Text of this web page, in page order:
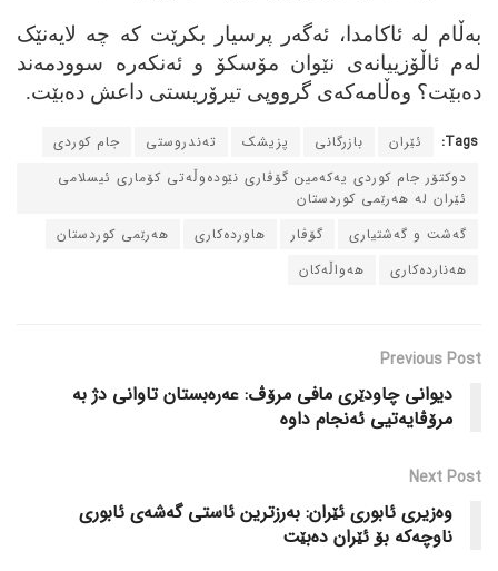
به‌ڵام له‌ ئاکامدا، ئه‌گه‌ر پرسیار بکرێت که‌ چه‌ لایه‌نێک
له‌م ئاڵۆزییانه‌ی نێوان مۆسکۆ و ئه‌نکه‌ره‌ سوودمه‌ند
ده‌بێت؟ وه‌ڵامه‌که‌ی گرووپی تیرۆریستی داعش ده‌بێت.
Tags: ئێران بازرگانی پزیشک ته‌ندروستی
جام کوردی
دوکتۆر جام کوردی یه‌که‌مین گۆڤاری نێوده‌وڵه‌تی کۆماری ئیسلامی
ئێران له‌ هه‌رێمی کوردستان
گه‌شت و گه‌شتیاری
گۆڤار هاورده‌کاری
هه‌رێمی کوردستان
هه‌نارده‌کاری
هه‌واڵه‌کان
Previous Post
دیوانی چاودێری مافی مرۆڤ: عه‌ره‌بستان تاوانی دژ به‌
مرۆڤایه‌تیی ئه‌نجام داوه‌
Next Post
وه‌زیری ئابوری ئێران: به‌رزترین ئاستی گه‌شه‌ی ئابوری
ناوچه‌که‌ بۆ ئێران ده‌بێت